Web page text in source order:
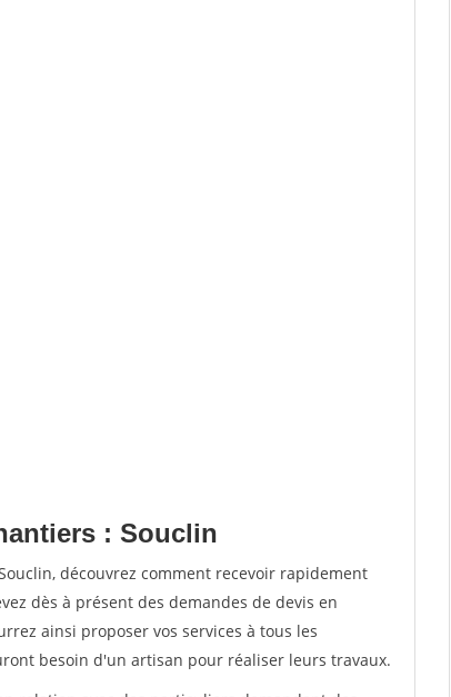
: Souclin
découvrez comment recevoir rapidement
dès à présent des demandes de devis en
ainsi proposer vos services à tous les
besoin d'un artisan pour réaliser leurs travaux.